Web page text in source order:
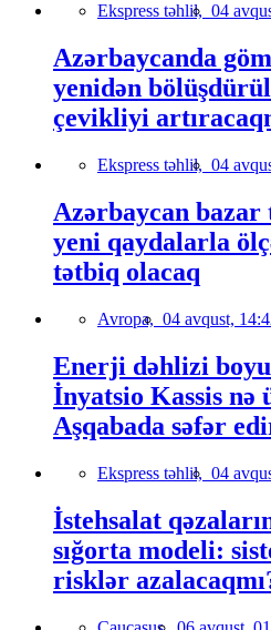
Ekspress təhlil, 04
Azərbaycanda
yenidən
çevikliyi
Ekspress təhlil, 04
Azərbaycan bazar
yeni qaydalarla
tətbiq olacaq
Avropa, 04 avqust,
Enerji dəhlizi
İnyatsio Kassis nə
Aşqabada səfər
Ekspress təhlil, 04
İstehsalat
sığorta modeli:
risklər